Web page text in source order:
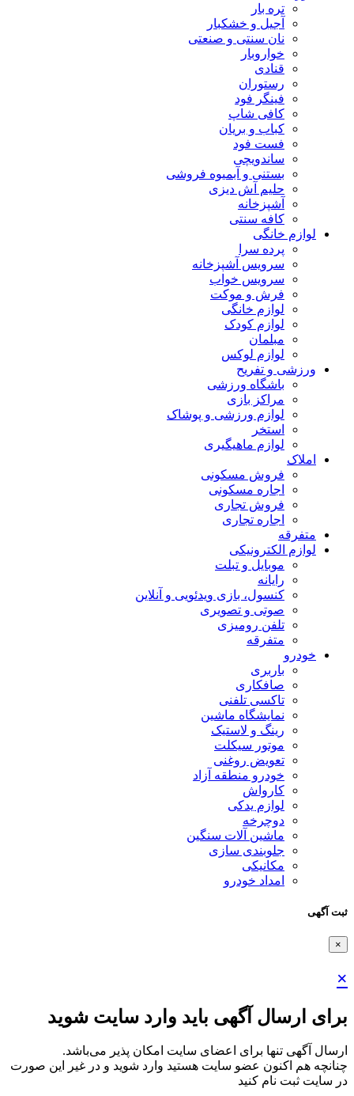
تره بار
آجیل و خشکبار
نان سنتی و صنعتی
خواروبار
قنادی
رستوران
فینگر فود
کافی شاپ
کباب و بریان
فست فود
ساندویچی
بستنی و آبمیوه فروشی
حلیم آش دیزی
آشپزخانه
کافه سنتی
لوازم خانگی
پرده سرا
سرویس آشپزخانه
سرویس خواب
فرش و موکت
لوازم خانگی
لوازم کودک
مبلمان
لوازم لوکس
ورزشی و تفریح
باشگاه ورزشی
مراکز بازی
لوازم ورزشی و پوشاک
استخر
لوازم ماهیگیری
املاک
فروش مسکونی
اجاره مسکونی
فروش تجاری
اجاره تجاری
متفرقه
لوازم الکترونیکی
موبایل و تبلت
رایانه
کنسول، بازی‌ ویدئویی و آنلاین
صوتی و تصویری
تلفن رومیزی
متفرقه
خودرو
باربری
صافکاری
تاکسی تلفنی
نمایشگاه ماشین
رینگ و لاستیک
موتور سیکلت
تعویض روغنی
خودرو منطقه آزاد
کارواش
لوازم یدکی
دوچرخه
ماشین آلات سنگین
جلوبندی سازی
مکانیکی
امداد خودرو
ثبت آگهی
×
×
برای ارسال آگهی باید وارد سایت شوید
ارسال آگهی تنها برای اعضای سایت امکان پذیر می‌باشد.
چنانچه هم‌ اکنون عضو سایت هستید وارد شوید و در غیر این صورت
در سایت ثبت نام کنید